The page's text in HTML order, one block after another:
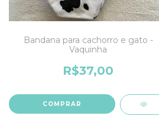
Bandana para cachorro e gato -
Vaquinha
R$37,00
COMPRAR